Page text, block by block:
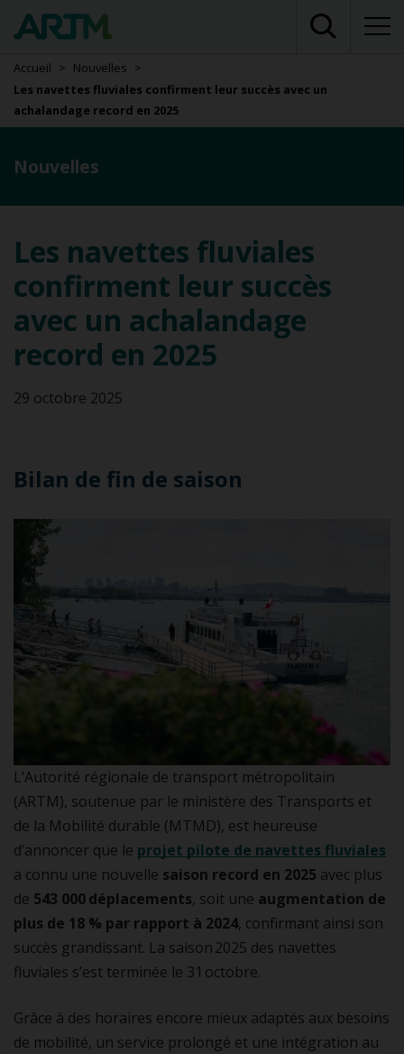
Accueil
Nouvelles
Les navettes fluviales confirment leur succès avec un
achalandage record en 2025
Nouvelles
Les navettes fluviales
confirment leur succès
avec un achalandage
record en 2025
29 octobre 2025
Bilan de fin de saison
L’Autorité régionale de transport métropolitain
(ARTM), soutenue par le ministère des Transports et
de la Mobilité durable (MTMD), est heureuse
d’annoncer que le projet pilote de navettes fluviales
a connu une nouvelle saison record en 2025 avec plus
de 543 000 déplacements, soit une augmentation de
plus de 18 % par rapport à 2024, confirmant ainsi son
succès grandissant. La saison 2025 des navettes
fluviales s’est terminée le 31 octobre.
Grâce à des horaires encore mieux adaptés aux besoins
de mobilité, un service prolongé et une intégration au